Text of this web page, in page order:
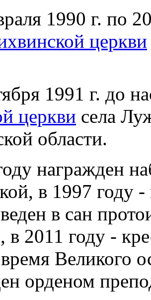
1990 г. по
церкви
1991 г. до
церкви села
области.
награжден
в 1997 году
в сан
в 2011 году -
Великого
орденом